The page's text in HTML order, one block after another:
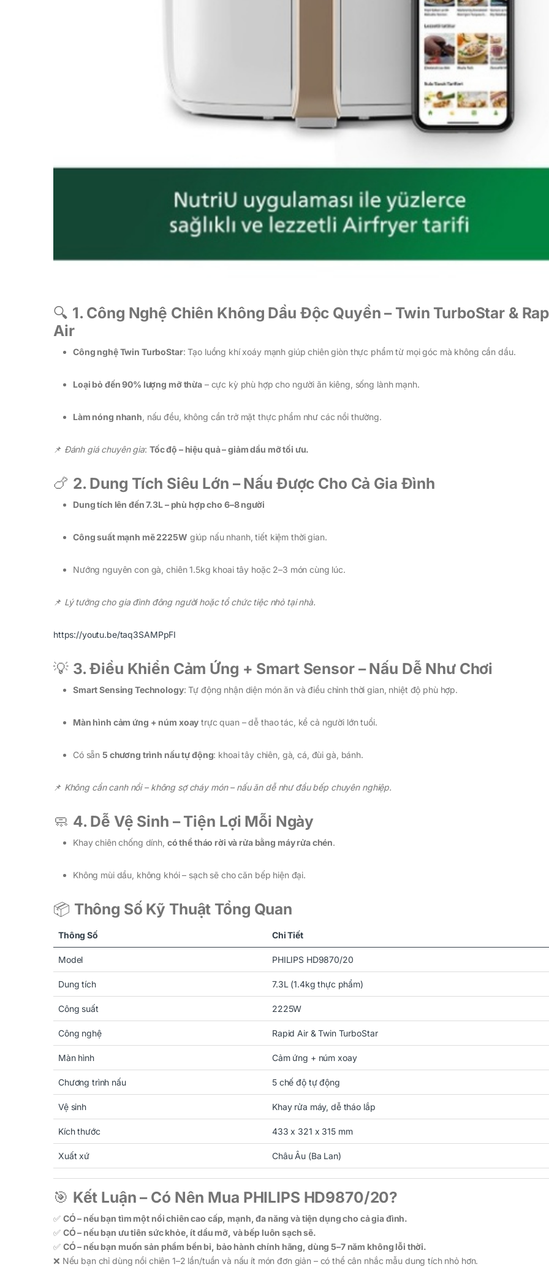
🔍 1. Công Nghệ Chiên Không Dầu Độc Quyền – Twin TurboStar &
Air
Công nghệ Twin TurboStar: Tạo luồng khí xoáy mạnh giúp chiên giòn thực phẩm từ mọi góc mà không cần dầu.
Loại bỏ đến 90% lượng mỡ thừa– cực kỳ phù hợp cho người ăn kiêng, sống lành mạnh.
Làm nóng nhanh , nấu đều, không cần trở mặt thực phẩm như các nồi thường.
📌 Đánh giá chuyên gia: Tốc độ – hiệu quả – giảm dầu mỡ tối ưu.
🍗 2. Dung Tích Siêu Lớn – Nấu Được Cho Cả Gia Đình
Dung tích lên đến 7.3L – phù hợp cho 6–8 người
Công suất mạnh mẽ 2225W giúp nấu nhanh, tiết kiệm thời gian.
Nướng nguyên con gà, chiên 1.5kg khoai tây hoặc 2–3 món cùng lúc.
📌 Lý tưởng cho gia đình đông người hoặc tổ chức tiệc nhỏ tại nhà.
https://youtu.be/taq3SAMPpFI
💡 3. Điều Khiển Cảm Ứng + Smart Sensor – Nấu Dễ Như Chơi
Smart Sensing Technology: Tự động nhận diện món ăn và điều chỉnh thời gian, nhiệt độ phù hợp.
Màn hình cảm ứng + núm xoay trực quan – dễ thao tác, kể cả người lớn tuổi.
Có sẵn5 chương trình nấu tự động: khoai tây chiên, gà, cá, đùi gà, bánh.
📌 Không cần canh nồi – không sợ cháy món – nấu ăn dễ như đầu bếp chuyên nghiệp.
🧼 4. Dễ Vệ Sinh – Tiện Lợi Mỗi Ngày
Khay chiên chống dính, có thể tháo rời và rửa bằng máy rửa chén.
Không mùi dầu, không khói – sạch sẽ cho căn bếp hiện đại.
📦 Thông Số Kỹ Thuật Tổng Quan
Thông Số Chi Tiết
Model PHILIPS HD9870/20
Dung tích 7.3L (1.4kg thực phẩm)
Công suất 2225W
Công nghệ Rapid Air & Twin TurboStar
Màn hình Cảm ứng + núm xoay
Chương trình nấu 5 chế độ tự động
Vệ sinh Khay rửa máy, dễ tháo lắp
Kích thước 433 x 321 x 315 mm
Xuất xứ Châu Âu (Ba Lan)
🎯 Kết Luận – Có Nên Mua PHILIPS HD9870/20?
✅ CÓ – nếu bạn tìm một nồi chiên cao cấp, mạnh, đa năng và tiện dụng cho cả gia đình.
✅ CÓ – nếu bạn ưu tiên sức khỏe, ít dầu mỡ, và bếp luôn sạch sẽ.
✅ CÓ – nếu bạn muốn sản phẩm bền bỉ, bảo hành chính hãng, dùng 5–7 năm không lỗi thời.
❌ Nếu bạn chỉ dùng nồi chiên 1–2 lần/tuần và nấu ít món đơn giản – có thể cân nhắc mẫu dung tích nhỏ hơn.